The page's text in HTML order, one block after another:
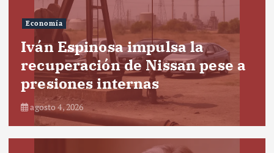
Economía
Iván Espinosa impulsa la
recuperación de Nissan pese a
presiones internas
agosto 4, 2026